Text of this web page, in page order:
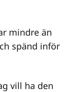
mindre än
spänd inför
vill ha den